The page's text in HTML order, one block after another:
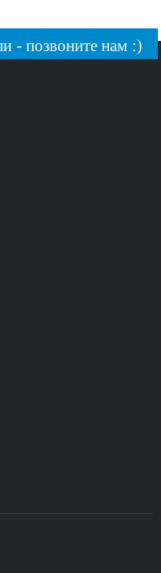
- позвоните нам :)